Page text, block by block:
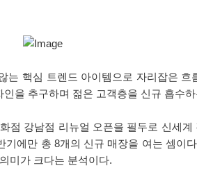
핵심 트렌드 아이템으로 자리잡은
을 추구하며 젊은 고객층을 신규 흡수
강남점 리뉴얼 오픈을 필두로 신세
에만 총 8개의 신규 매장을 여는 셈이
미가 크다는 분석이다.